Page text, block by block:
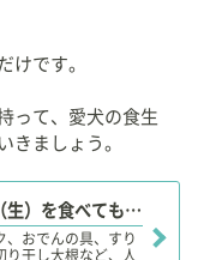
けです。
って、愛犬の食生
きましょう。
【獣医師監修】犬が大根（生）を食べても大丈夫？葉は？茹でた方が良い？メリットや適量、注意点！
、おでんの具、すり
り干し大根など、人